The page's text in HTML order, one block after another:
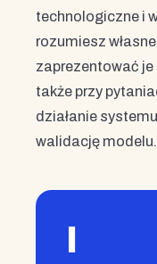
technologiczne i
rozumiesz
zaprezentować je
także przy
działanie
walidację modelu.
I